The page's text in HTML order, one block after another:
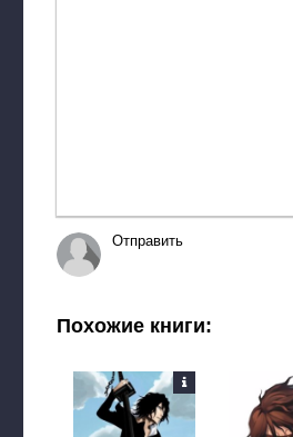
Отправить
Похожие книги: